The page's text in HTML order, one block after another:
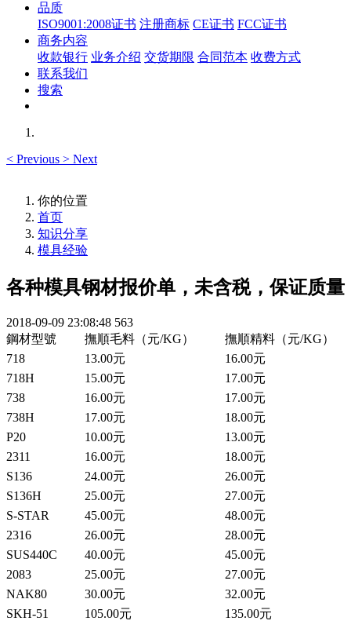
品质
ISO9001:2008证书 注册商标 CE证书 FCC证书
商务内容
收款银行 业务介绍 交货期限 合同范本 收费方式
联系我们
搜索
< Previous > Next
你的位置
首页
知识分享
模具经验
各种模具钢材报价单，未含税，保证质量
2018-09-09 23:08:48 563
鋼材型號
撫順毛料（元/KG）
撫順精料（元/KG）
718
13.00元
16.00元
718H
15.00元
17.00元
738
16.00元
17.00元
738H
17.00元
18.00元
P20
10.00元
13.00元
2311
16.00元
18.00元
S136
24.00元
26.00元
S136H
25.00元
27.00元
S-STAR
45.00元
48.00元
2316
26.00元
28.00元
SUS440C
40.00元
45.00元
2083
25.00元
27.00元
NAK80
30.00元
32.00元
SKH-51
105.00元
135.00元